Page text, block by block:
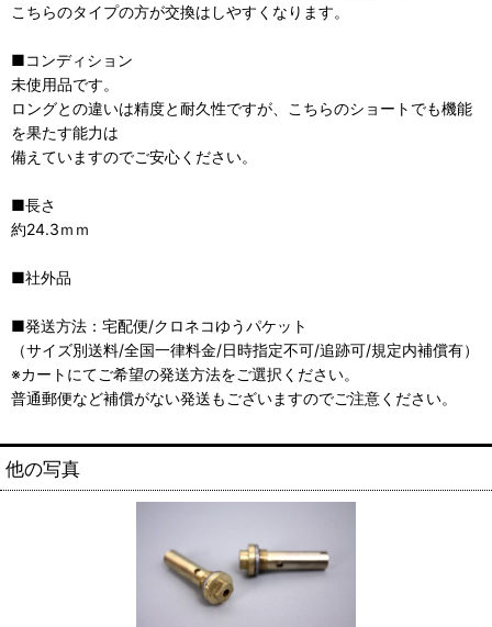
こちらのタイプの方が交換はしやすくなります。
■コンディション
未使用品です。
ロングとの違いは精度と耐久性ですが、こちらのショートでも機能
を果たす能力は
備えていますのでご安心ください。
■長さ
約24.3ｍｍ
■社外品
■発送方法：宅配便/クロネコゆうパケット
（サイズ別送料/全国一律料金/日時指定不可/追跡可/規定内補償有）
※カートにてご希望の発送方法をご選択ください。
普通郵便など補償がない発送もございますのでご注意ください。
他の写真